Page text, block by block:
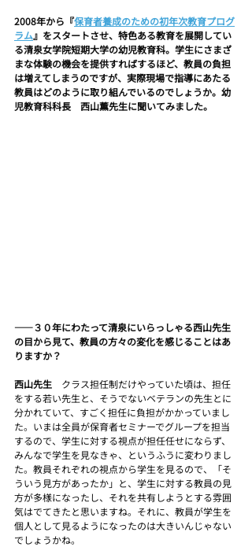
2008年から『保育者養成のための初年次教育プログ
ラム』をスタートさせ、特色ある教育を展開してい
る清泉女学院短期大学の幼児教育科。学生にさまざ
まな体験の機会を提供すればするほど、教員の負担
は増えてしまうのですが、実際現場で指導にあたる
教員はどのように取り組んでいるのでしょうか。幼
児教育科科長　西山薫先生に聞いてみました。
――３０年にわたって清泉にいらっしゃる西山先生
の目から見て、教員の方々の変化を感じることはあ
りますか？
西山先生 クラス担任制だけやっていた頃は、担任
をする若い先生と、そうでないベテランの先生とに
分かれていて、すごく担任に負担がかかっていまし
た。いまは全員が保育者セミナーでグループを担当
するので、学生に対する視点が担任任せにならず、
みんなで学生を見なきゃ、というふうに変わりまし
た。教員それぞれの視点から学生を見るので、「そ
ういう見方があったか」と、学生に対する教員の見
方が多様になったし、それを共有しようとする雰囲
気はでてきたと思いますね。それに、教員が学生を
個人として見るようになったのは大きいんじゃない
でしょうかね。